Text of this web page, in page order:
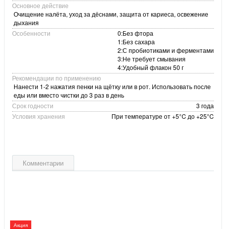
Основное действие
Очищение налёта, уход за дёснами, защита от кариеса, освежение
дыхания
Особенности
0:Без фтора
1:Без сахара
2:С пробиотиками и ферментами
3:Не требует смывания
4:Удобный флакон 50 г
Рекомендации по применению
Нанести 1-2 нажатия пенки на щётку или в рот. Использовать после
еды или вместо чистки до 3 раз в день
Срок годности
3 года
Условия хранения
При температуре от +5°C до +25°C
Комментарии
Акция